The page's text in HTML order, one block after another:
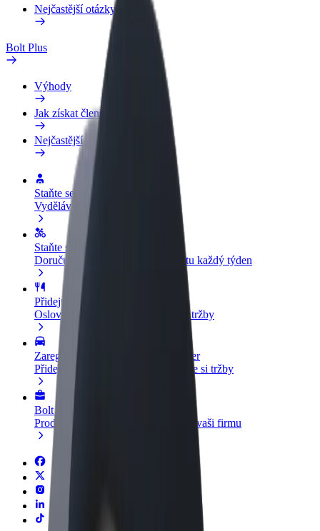
Nejčastější otázky
Bolt Plus
Výhody
Jak získat členství
Nejčastější otázky
Staňte se řidičem
Vydělávejte podle sebe
Staňte se kurýrem
Doručujte jídlo a dostávejte výplatu každý týden
Přidejte restauraci nebo obchod
Oslovte více zákazníků a zvyšte si tržby
Zaregistrujte se jako flotilový partner
Přidejte svou flotilu k Boltu a zvyšte si tržby
Bolt for Business
Produkty a služby Boltu přesně pro vaši firmu